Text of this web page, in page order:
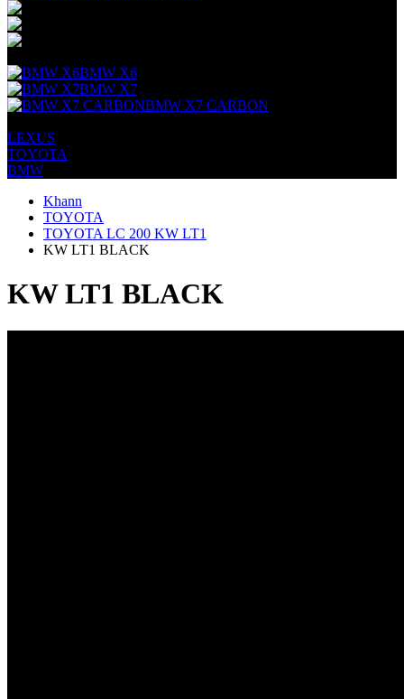
BMW X6
BMW X7
BMW X7 CARBON
LEXUS
TOYOTA
BMW
Khann
TOYOTA
TOYOTA LC 200 KW LT1
KW LT1 BLACK
KW LT1 BLACK